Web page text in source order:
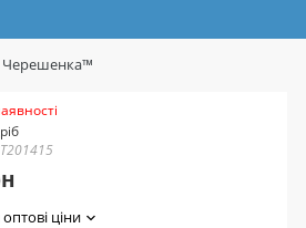
Черешенка™
ціни